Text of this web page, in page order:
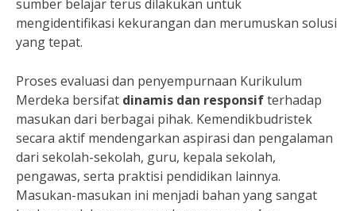
sumber belajar terus dilakukan untuk
mengidentifikasi kekurangan dan merumuskan solusi
yang tepat.
Proses evaluasi dan penyempurnaan Kurikulum
Merdeka bersifat dinamis dan responsifterhadap
masukan dari berbagai pihak. Kemendikbudristek
secara aktif mendengarkan aspirasi dan pengalaman
dari sekolah-sekolah, guru, kepala sekolah,
pengawas, serta praktisi pendidikan lainnya.
Masukan-masukan ini menjadi bahan yang sangat